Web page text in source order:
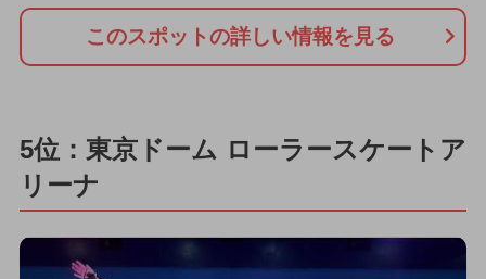
このスポットの詳しい情報を見る
5位：東京ドーム ローラースケートア
リーナ